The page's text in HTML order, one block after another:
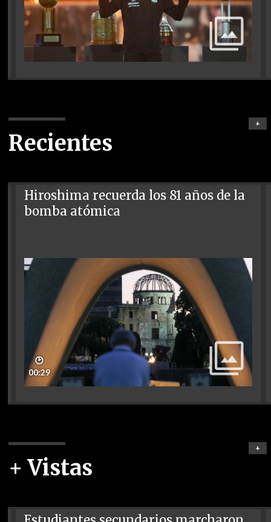
Recientes
+
Hiroshima recuerda los 81 años de la
bomba atómica
🕑
00:29
+ Vistas
+